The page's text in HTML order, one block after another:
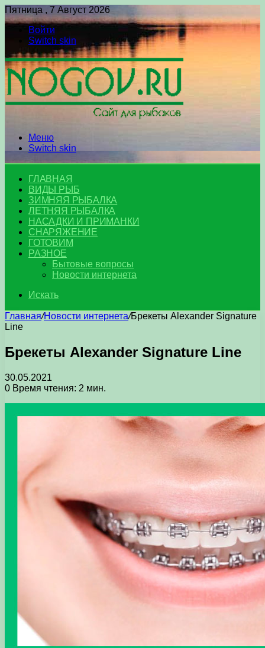
Пятница , 7 Август 2026
Войти
Switch skin
Меню
Switch skin
ГЛАВНАЯ
ВИДЫ РЫБ
ЗИМНЯЯ РЫБАЛКА
ЛЕТНЯЯ РЫБАЛКА
НАСАДКИ И ПРИМАНКИ
СНАРЯЖЕНИЕ
ГОТОВИМ
РАЗНОЕ
Бытовые вопросы
Новости интернета
Искать
Главная/Новости интернета/Брекеты Alexander Signature
Line
Брекеты Alexander Signature Line
30.05.2021
0 Время чтения: 2 мин.